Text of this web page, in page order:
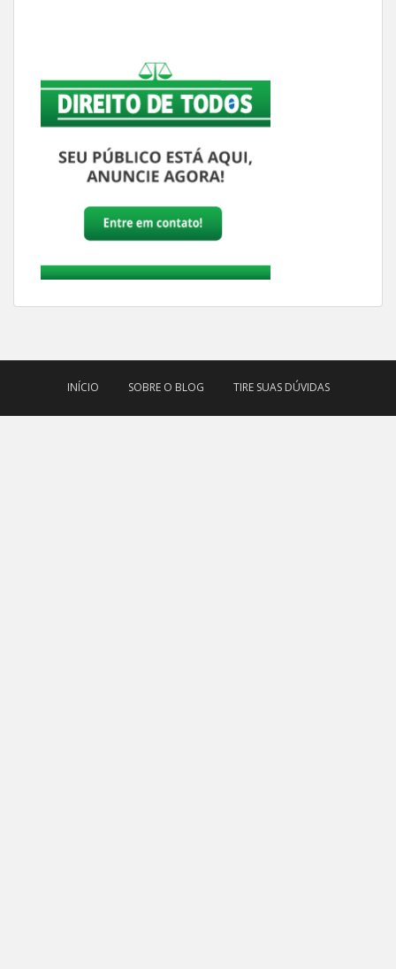
INÍCIO SOBRE O BLOG TIRE SUAS DÚVIDAS